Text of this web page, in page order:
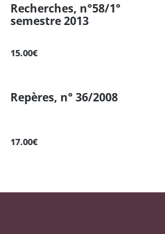
Recherches, n°58/1°
semestre 2013
15.00€
Repères, n° 36/2008
17.00€